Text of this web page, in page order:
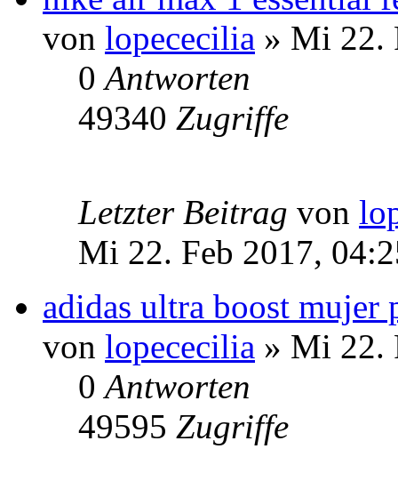
von lopececilia » Mi 22.
0 Antworten
49340 Zugriffe
Letzter Beitrag von
Mi 22. Feb 2017,
adidas ultra boost mujer
von lopececilia » Mi 22.
0 Antworten
49595 Zugriffe